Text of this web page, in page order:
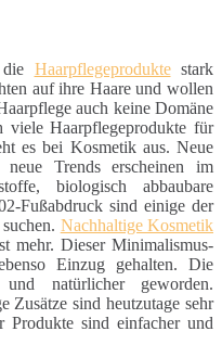
Haarpflegeproduktestark
auf ihre Haare und wollen
auch keine Domäne
viele Haarpflegeprodukte für
es bei Kosmetik aus. Neue
Trends erscheinen im
biologisch abbaubare
Fußabdruck sind einige der
Nachhaltige Kosmetik
mehr. Dieser Minimalismus-
Einzug gehalten. Die
natürlicher geworden.
Zusätze sind heutzutage sehr
Produkte sind einfacher und